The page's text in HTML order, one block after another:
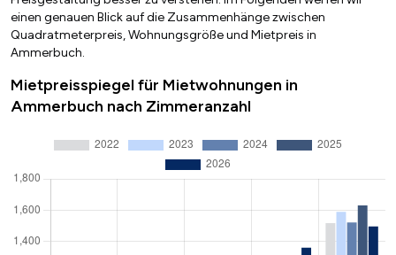
einen genauen Blick auf die Zusammenhänge zwischen
Quadratmeterpreis, Wohnungsgröße und Mietpreis in
Ammerbuch.
Mietpreisspiegel für Mietwohnungen in
Ammerbuch nach Zimmeranzahl